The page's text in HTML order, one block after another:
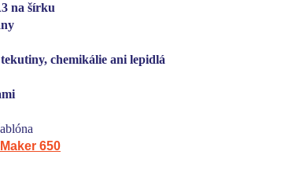
na šírku
chemikálie ani lepidlá
650